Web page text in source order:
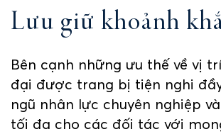
Lưu giữ khoảnh
Bên cạnh những ưu thế về vị
đại được trang bị tiện nghi
ngũ nhân lực chuyên nghiệp
tối đa cho các đối tác với